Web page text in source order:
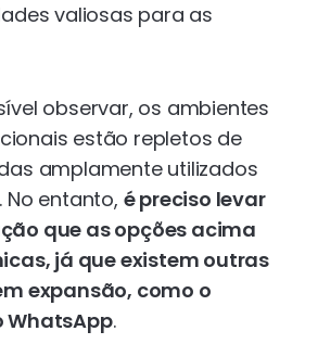
valiosas para as
observar, os ambientes
estão repletos de
amplamente utilizados
entanto, é preciso levar
que as opções acima
já que existem outras
expansão, como o
WhatsApp.